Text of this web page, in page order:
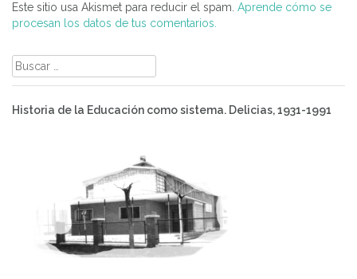
Este sitio usa Akismet para reducir el spam. Aprende cómo se
procesan los datos de tus comentarios.
Buscar:
Historia de la Educación como sistema. Delicias, 1931-1991